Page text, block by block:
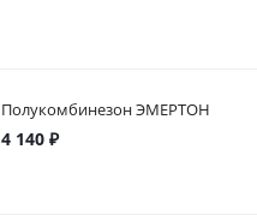
Полукомбинезон ЭМЕРТОН
4 140 ₽